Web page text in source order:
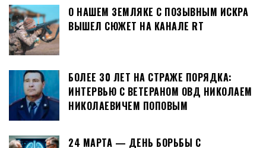
О НАШЕМ ЗЕМЛЯКЕ С ПОЗЫВНЫМ ИСКРА
ВЫШЕЛ СЮЖЕТ НА КАНАЛЕ RT
БОЛЕЕ 30 ЛЕТ НА СТРАЖЕ ПОРЯДКА:
ИНТЕРВЬЮ С ВЕТЕРАНОМ ОВД НИКОЛАЕМ
НИКОЛАЕВИЧЕМ ПОПОВЫМ
24 МАРТА — ДЕНЬ БОРЬБЫ С